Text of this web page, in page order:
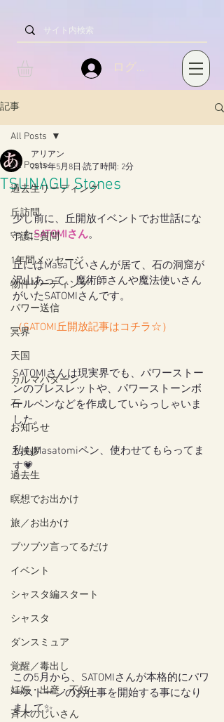
ログイン
記事
All Posts
過去生リーディング
丘訪問
守護に質問
1年間メッセージ
物件リーディング
パワー送信
冥界
天国
カルマパターン
石
お知らせ
ご挨拶
過去生
瞑想でお出かけ
旅／お出かけ
ブツブツ言ってるだけ
イベント
シャスタ編スタート
シャスタ
ダンスミュア
覚醒／毒出し
妊娠・出産・不妊
斉木のじいさん
All Posts
TSUNAGU Stones
アリアン
2019年5月8日 読了時間: 2分
少し前に、丘開放イベントでお世話にな
ったSATOMIさん。
丘にはMasaじいさんが居て、石の洞窟が
沢山あって、魔術師さんや魔法使いさん
がいたSATOMIさんです。
（SATOMI丘開放記事はコチラ☆）
SATOMIさんは現実界でも、パワーストー
ンのブレスレットや、パワーストーンボ
ールペンなどを作成していらっしゃいま
した。
私もMasatomiペン、使わせてもらってま
す💗
この5月から、SATOMIさんが本格的にパワ
ーストーンのお仕事を開始する事になり
まして✨